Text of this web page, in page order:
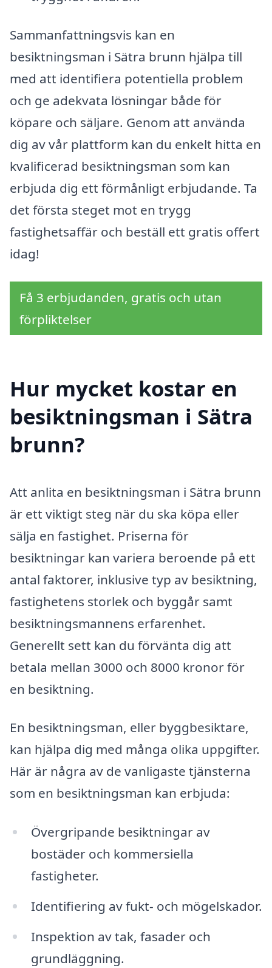
Sammanfattningsvis kan en
besiktningsman i Sätra brunn hjälpa till
med att identifiera potentiella problem
och ge adekvata lösningar både för
köpare och säljare. Genom att använda
dig av vår plattform kan du enkelt hitta en
kvalificerad besiktningsman som kan
erbjuda dig ett förmånligt erbjudande. Ta
det första steget mot en trygg
fastighetsaffär och beställ ett gratis offert
idag!
Få 3 erbjudanden, gratis och utan
förpliktelser
Hur mycket kostar en
besiktningsman i Sätra
brunn?
Att anlita en besiktningsman i Sätra brunn
är ett viktigt steg när du ska köpa eller
sälja en fastighet. Priserna för
besiktningar kan variera beroende på ett
antal faktorer, inklusive typ av besiktning,
fastighetens storlek och byggår samt
besiktningsmannens erfarenhet.
Generellt sett kan du förvänta dig att
betala mellan 3000 och 8000 kronor för
en besiktning.
En besiktningsman, eller byggbesiktare,
kan hjälpa dig med många olika uppgifter.
Här är några av de vanligaste tjänsterna
som en besiktningsman kan erbjuda:
Övergripande besiktningar av
bostäder och kommersiella
fastigheter.
Identifiering av fukt- och mögelskador.
Inspektion av tak, fasader och
grundläggning.